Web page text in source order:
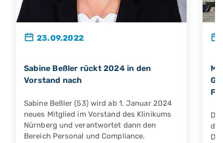
23.09.2022
Sabine Beßler rückt 2024 in den
Vorstand nach
Sabine Beßler (53) wird ab 1. Januar 2024
neues Mitglied im Vorstand des Klinikums
Nürnberg und verantwortet dann den
Bereich Personal und Compliance.